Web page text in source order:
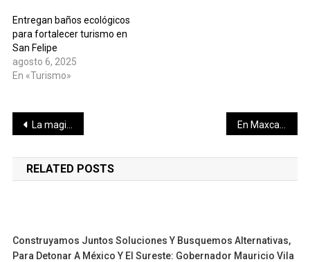
Entregan baños ecológicos
para fortalecer turismo en
San Felipe
agosto 6, 2025
En «Turismo»
Navegación
de
entradas
La magia de La Noche Blanca y su Víspera llegará a 38 galerías
RELATED POSTS
Construyamos Juntos Soluciones Y Busquemos Alternativas,
Para Detonar A México Y El Sureste: Gobernador Mauricio Vila